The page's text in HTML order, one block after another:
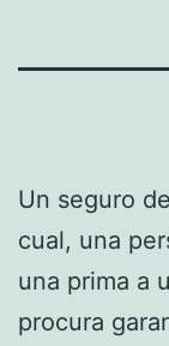
Un seguro
cual, una
una prima a
procura